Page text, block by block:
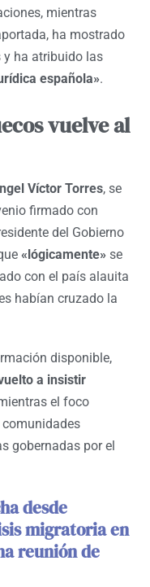
mientras
ha mostrado
y ha atribuido las
española».
vuelve al
Víctor Torres, se
firmado con
del Gobierno
«lógicamente» se
con el país alauita
habían cruzado la
disponible,
a insistir
el foco
gobernadas por el
desde
migratoria en
reunión de